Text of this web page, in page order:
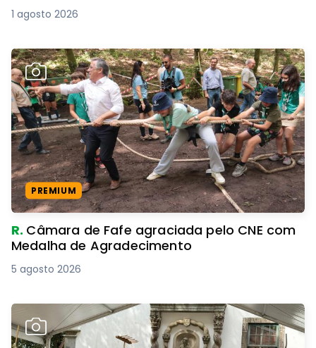
1 agosto 2026
PREMIUM
R. Câmara de Fafe agraciada pelo CNE com
Medalha de Agradecimento
5 agosto 2026